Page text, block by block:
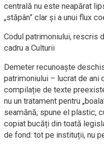
centrală nu este neapărat
„stăpân” clar și a unui flux
Codul patrimoniului, rescris
cadru a Culturii
Demeter recunoaște
patrimoniului – lucrat de ani
compilație de texte
nu un tratament pentru
seamănă, spune el plastic,
copiat bucăți din toată
de fond: tot pe instituții, nu